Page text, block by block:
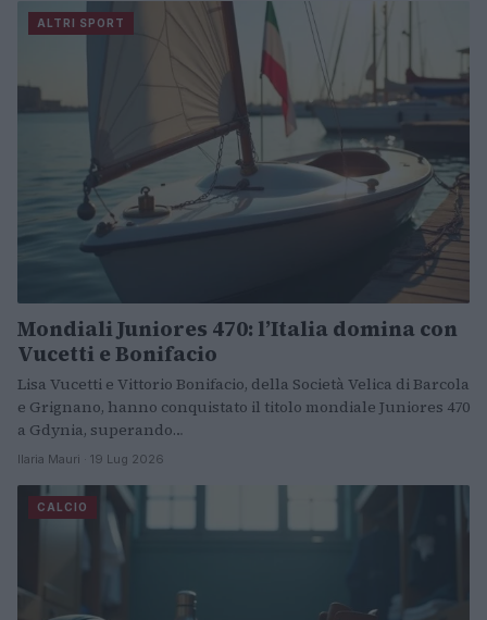
ALTRI SPORT
Mondiali Juniores 470: l’Italia domina con
Vucetti e Bonifacio
Lisa Vucetti e Vittorio Bonifacio, della Società Velica di Barcola
e Grignano, hanno conquistato il titolo mondiale Juniores 470
a Gdynia, superando…
Ilaria Mauri · 19 Lug 2026
CALCIO